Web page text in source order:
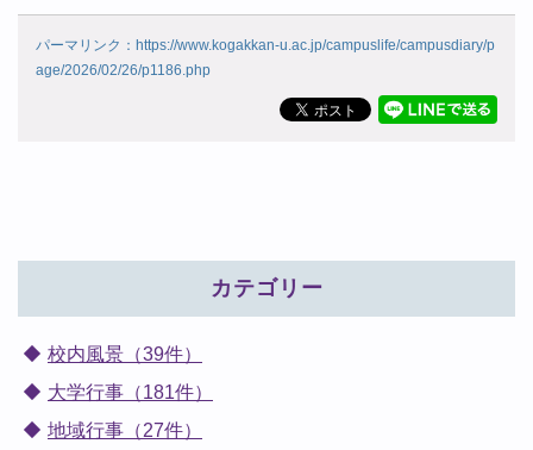
パーマリンク：https://www.kogakkan-u.ac.jp/campuslife/campusdiary/p
age/2026/02/26/p1186.php
カテゴリー
校内風景（39件）
大学行事（181件）
地域行事（27件）